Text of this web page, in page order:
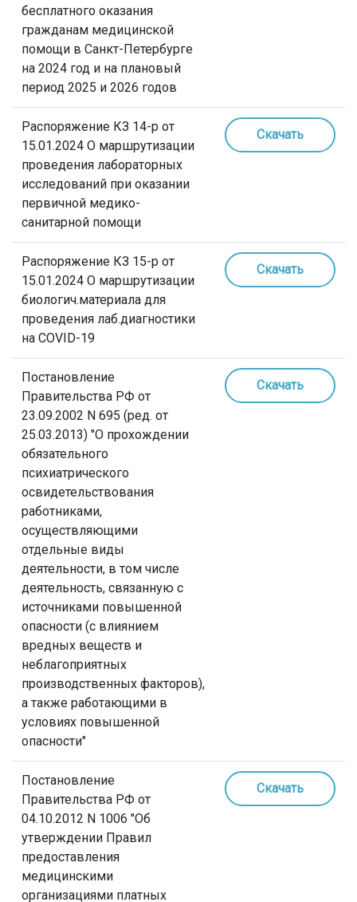
бесплатного оказания
гражданам медицинской
помощи в Санкт-Петербурге
на 2024 год и на плановый
период 2025 и 2026 годов
Распоряжение КЗ 14-р от
15.01.2024 О маршрутизации
проведения лабораторных
исследований при оказании
первичной медико-
санитарной помощи
Скачать
Распоряжение КЗ 15-р от
15.01.2024 О маршрутизации
биологич.материала для
проведения лаб.диагностики
на COVID-19
Скачать
Постановление
Правительства РФ от
23.09.2002 N 695 (ред. от
25.03.2013) "О прохождении
обязательного
психиатрического
освидетельствования
работниками,
осуществляющими
отдельные виды
деятельности, в том числе
деятельность, связанную с
источниками повышенной
опасности (с влиянием
вредных веществ и
неблагоприятных
производственных факторов),
а также работающими в
условиях повышенной
опасности"
Скачать
Постановление
Правительства РФ от
04.10.2012 N 1006 "Об
утверждении Правил
предоставления
медицинскими
организациями платных
Скачать